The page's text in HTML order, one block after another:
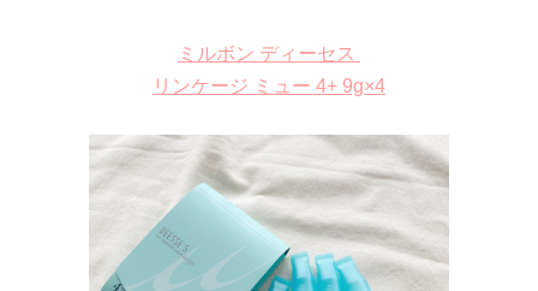
ミルボン ディーセス
リンケージ ミュー 4+ 9g×4